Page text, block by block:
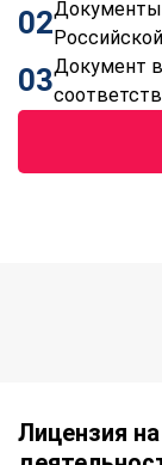
02Документы
03Документ
Лицензия